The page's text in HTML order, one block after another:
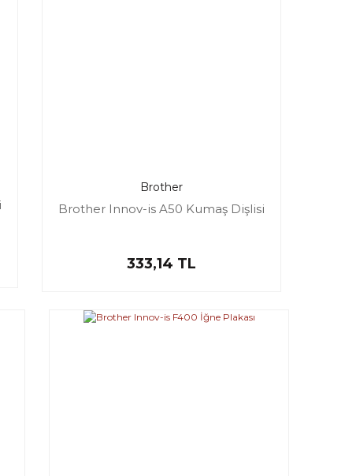
Brother
Brother Innov-is A50 Kumaş Dişlisi
333,14 TL